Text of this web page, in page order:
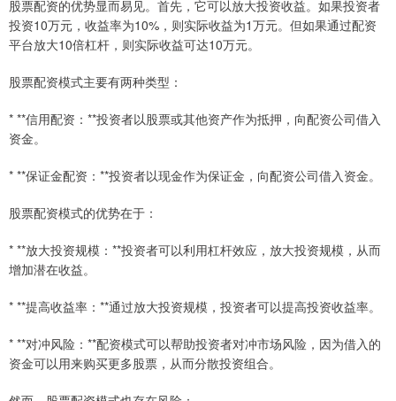
股票配资的优势显而易见。首先，它可以放大投资收益。如果投资者
投资10万元，收益率为10%，则实际收益为1万元。但如果通过配资
平台放大10倍杠杆，则实际收益可达10万元。
股票配资模式主要有两种类型：
* **信用配资：**投资者以股票或其他资产作为抵押，向配资公司借入
资金。
* **保证金配资：**投资者以现金作为保证金，向配资公司借入资金。
股票配资模式的优势在于：
* **放大投资规模：**投资者可以利用杠杆效应，放大投资规模，从而
增加潜在收益。
* **提高收益率：**通过放大投资规模，投资者可以提高投资收益率。
* **对冲风险：**配资模式可以帮助投资者对冲市场风险，因为借入的
资金可以用来购买更多股票，从而分散投资组合。